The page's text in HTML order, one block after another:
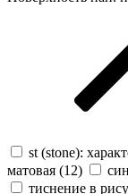
st (stone):
матовая (12)
тиснение в